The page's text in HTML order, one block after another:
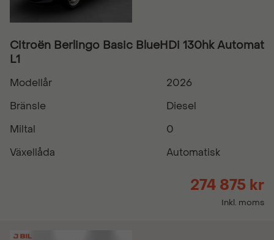
Citroën Berlingo Basic BlueHDi 130hk Automat
L1
Modellår
2026
Bränsle
Diesel
Miltal
0
Växellåda
Automatisk
274 875 kr
Inkl. moms